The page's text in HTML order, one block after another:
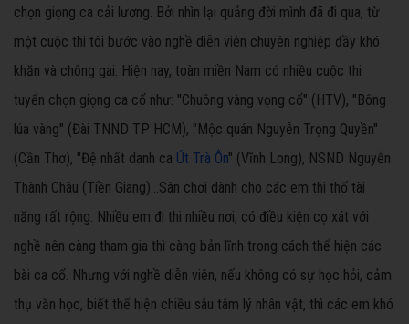
chọn giọng ca cải lương. Bởi nhìn lại quảng đời mình đã đi qua, từ
một cuộc thi tôi bước vào nghề diễn viên chuyên nghiệp đầy khó
khăn và chông gai. Hiện nay, toàn miền Nam có nhiều cuộc thi
tuyển chọn giọng ca cổ như: "Chuông vàng vọng cổ" (HTV), "Bông
lúa vàng" (Đài TNND TP HCM), "Mộc quán Nguyễn Trọng Quyền"
(Cần Thơ), "Đệ nhất danh ca Út Trà Ôn" (Vĩnh Long), NSND Nguyễn
Thành Châu (Tiền Giang)…Sân chơi dành cho các em thi thố tài
năng rất rộng. Nhiều em đi thi nhiều nơi, có điều kiện cọ xát với
nghề nên càng tham gia thì càng bản lĩnh trong cách thể hiện các
bài ca cổ. Nhưng với nghề diễn viên, nếu không có sự học hỏi, cảm
thụ văn học, biết thể hiện chiều sâu tâm lý nhân vật, thì các em khó